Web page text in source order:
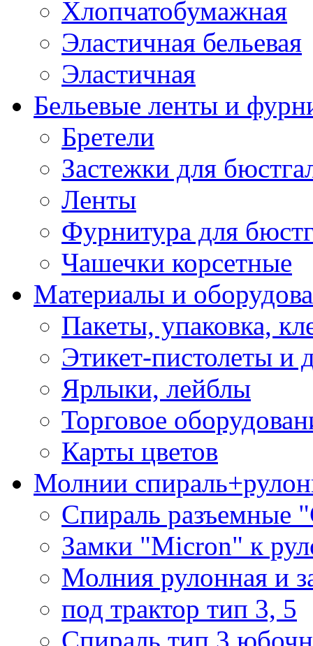
Хлопчатобумажная
Эластичная бельевая
Эластичная
Бельевые ленты и
Бретели
Застежки для
Ленты
Фурнитура для
Чашечки корсетные
Материалы и
Пакеты, упаковка,
Этикет-пистолеты и
Ярлыки, лейблы
Торговое
Карты цветов
Молнии
Спираль разъемные
Замки "Micron" к
Молния рулонная и
под трактор тип 3, 5
Спираль тип 3